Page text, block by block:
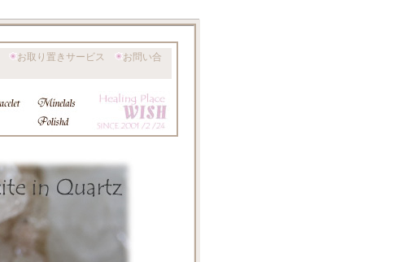
お取り置きサービス
お問い合